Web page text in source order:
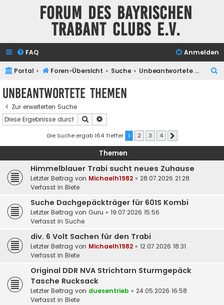
Forum des Bayrischen
Trabant Clubs e.V.
FAQ Anmelden
Portal Foren-Übersicht Suche Unbeantwortete Themen
Unbeantwortete Themen
Zur erweiterten Suche
Suche
Die Suche ergab 164 Treffer 1 2 3 4
Themen
Himmelblauer Trabi sucht neues Zuhause
Letzter Beitrag von Michaelh1982 « 28.07.2026 21:28
Verfasst in Biete
Suche Dachgepäckträger für 601S Kombi
Letzter Beitrag von Guru « 19.07.2026 15:56
Verfasst in Suche
div. 6 Volt Sachen für den Trabi
Letzter Beitrag von Michaelh1982 « 12.07.2026 18:31
Verfasst in Biete
Original DDR NVA Strichtarn Sturmgepäck
Tasche Rucksack
Letzter Beitrag von duesentrieb « 24.05.2026 16:58
Verfasst in Biete